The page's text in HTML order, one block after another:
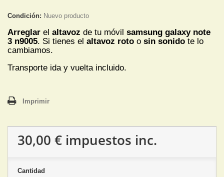
Condición: Nuevo producto
Arreglar el altavoz de tu móvil samsung galaxy note
3 n9005. Si tienes el altavoz roto o sin sonido te lo
cambiamos.
Transporte ida y vuelta incluido.
Imprimir
30,00 € impuestos inc.
Cantidad